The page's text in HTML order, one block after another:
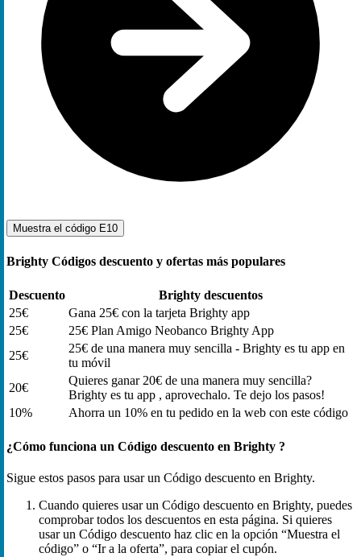
Muestra el código E10
Brighty Códigos descuento y ofertas más populares
Descuento
Brighty descuentos
25€
Gana 25€ con la tarjeta Brighty app
25€
25€ Plan Amigo Neobanco Brighty App
25€
25€ de una manera muy sencilla - Brighty es tu app en
tu móvil
20€
Quieres ganar 20€ de una manera muy sencilla?
Brighty es tu app , aprovechalo. Te dejo los pasos!
10%
Ahorra un 10% en tu pedido en la web con este código
¿Cómo funciona un Código descuento en Brighty ?
Sigue estos pasos para usar un Código descuento en Brighty.
Cuando quieres usar un Código descuento en Brighty, puedes
comprobar todos los descuentos en esta página. Si quieres
usar un Código descuento haz clic en la opción “Muestra el
código” o “Ir a la oferta”, para copiar el cupón.